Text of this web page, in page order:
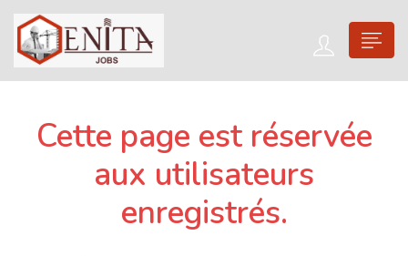
Cette page est réservée
aux utilisateurs
enregistrés.